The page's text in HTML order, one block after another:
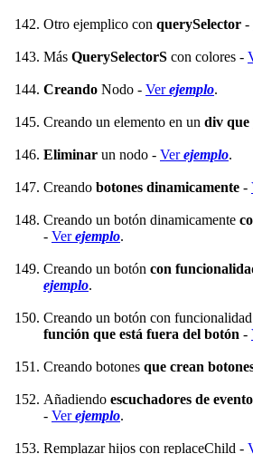
Otro ejemplico con querySelector -
Más QuerySelectorS con colores -
Creando Nodo - Verejemplo.
Creando un elemento en un div que
Eliminar un nodo - Verejemplo.
Creando botones dinamicamente -
Creando un botón dinamicamente
- Verejemplo.
Creando un botón con
ejemplo.
Creando un botón con funcionalidad
función que está fuera del botón -
Creando botones que crean
Añadiendo escuchadores de
- Verejemplo.
Remplazar hijos con replaceChild -